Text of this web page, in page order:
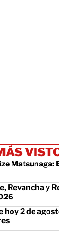
Matsunaga:
Revancha y
hoy 2 de